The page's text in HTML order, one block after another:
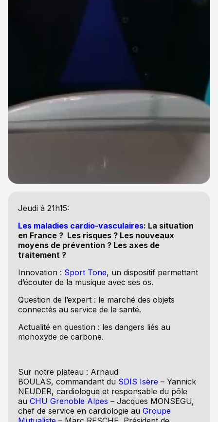
Jeudi à 21h15:
Les maladies cardio-vasculaires: La situation
en France ? Les risques ? Les nouveaux
moyens de prévention ? Les axes de
traitement ?
Innovation : Sport Tone, un dispositif permettant
d’écouter de la musique avec ses os.
Question de l’expert : le marché des objets
connectés au service de la santé.
Actualité en question : les dangers liés au
monoxyde de carbone.
Sur notre plateau : Arnaud
BOULAS, commandant du SDIS Isère – Yannick
NEUDER, cardiologue et responsable du pôle
au CHU Grenoble Alpes – Jacques MONSEGU,
chef de service en cardiologie au Groupe